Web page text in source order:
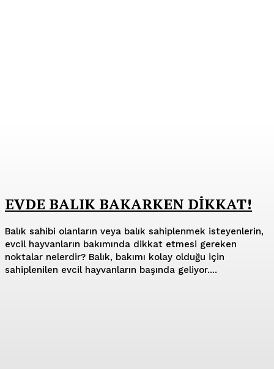
EVDE BALIK BAKARKEN DİKKAT!
Balık sahibi olanların veya balık sahiplenmek isteyenlerin,
evcil hayvanların bakımında dikkat etmesi gereken
noktalar nelerdir? Balık, bakımı kolay olduğu için
sahiplenilen evcil hayvanların başında geliyor....